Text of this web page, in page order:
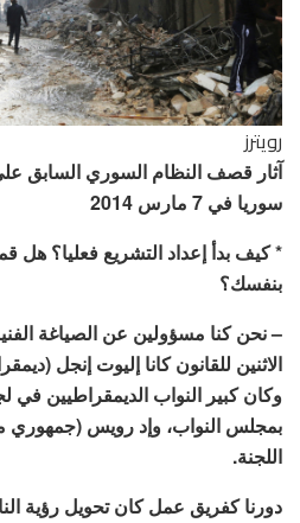
رويترز
آثار قصف النظام السوري السابق
سوريا في 7 مارس 2014
* كيف بدأ إعداد التشريع فعليا؟ هل
بنفسك؟
– نحن كنا مسؤولين عن الصياغة
الاثنين للقانون كانا إليوت إنجل
وكان كبير النواب الديمقراطيين في
بمجلس النواب، وإد رويس (جمهوري
اللجنة.
دورنا كفريق عمل كان تحويل رؤية